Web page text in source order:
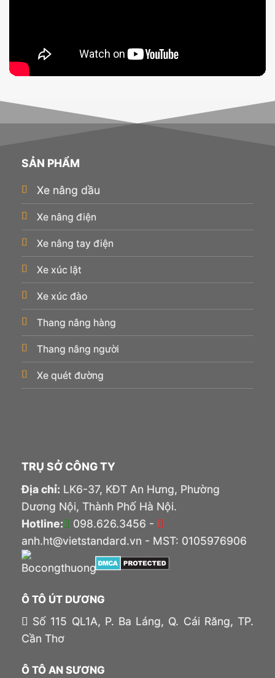
SẢN PHẨM
Xe nâng dầu
Xe nâng điện
Xe nâng tay điện
Xe xúc lật
Xe xúc đào
Thang nâng hàng
Thang nâng người
Xe quét đường
TRỤ SỞ CÔNG TY
Địa chỉ: LK6-37, KĐT An Hưng, Phường
Dương Nội, Thành Phố Hà Nội.
Hotline:
098.626.3456 -
anh.ht@vietstandard.vn - MST: 0105976906
Ô TÔ ÚT DƯƠNG
Số 115 QL1A, P. Ba Láng, Q. Cái Răng, TP.
Cần Thơ
Ô TÔ AN SƯƠNG